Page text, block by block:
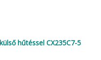
hűtéssel CX235C7-5